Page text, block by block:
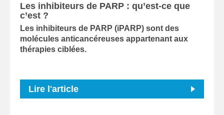
Les inhibiteurs de PARP : qu’est-ce que
c’est ?
Les inhibiteurs de PARP (iPARP) sont des
molécules anticancéreuses appartenant aux
thérapies ciblées.
Lire l'article